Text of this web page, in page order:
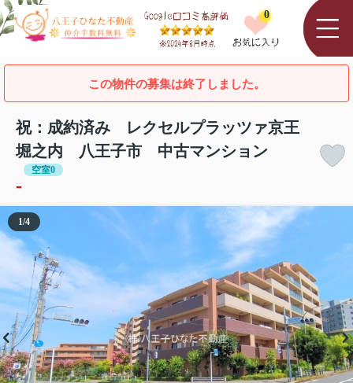
0
この物件の募集は終了しました。
祝：成約済み レクセルプラッツァ京王
堀之内 八王子市 中古マンション
空室0
-
1/4